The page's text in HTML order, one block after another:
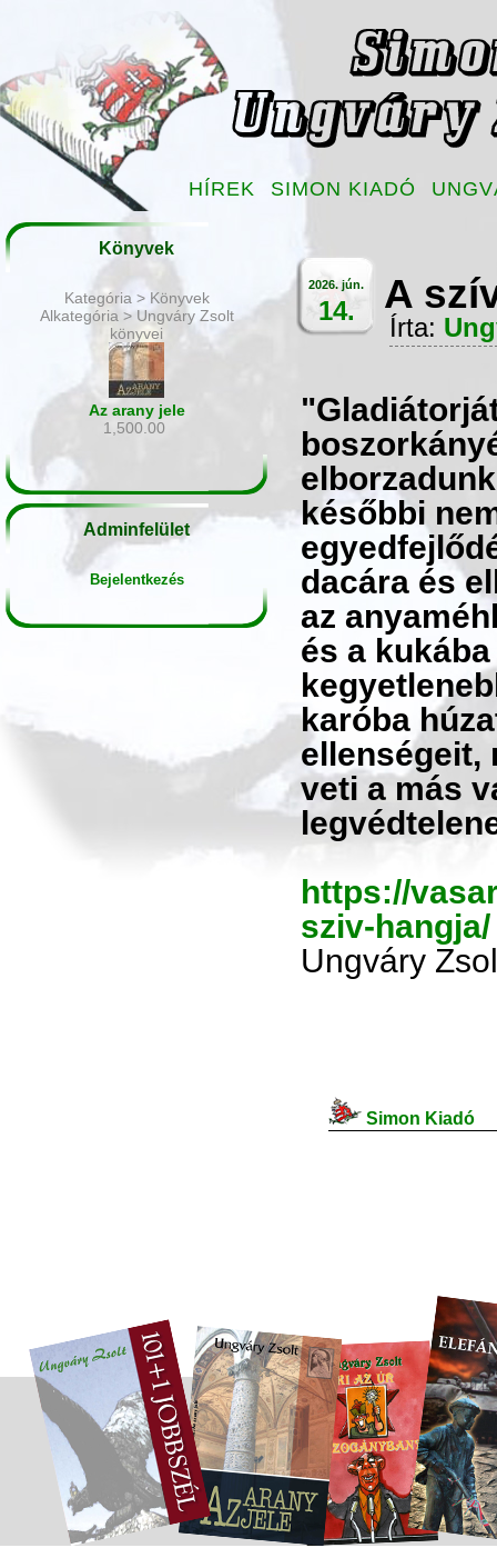
HÍREK SIMON KIADÓ
Könyvek
Kategória > Könyvek
Alkategória > Ungváry Zsolt
könyvei
Az arany jele
1,500.00
Adminfelület
Bejelentkezés
2026. jún.
14. A
Írta:
későbbi
dacára és
az
és a
karóba
ellenségeit,
veti a más
https://
sziv-hangja/
Ungváry
Simon Kiadó